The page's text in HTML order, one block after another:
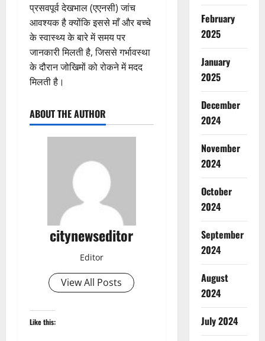
प्रसवपूर्व देखभाल (एएनसी) जांच
आवश्यक है क्योंकि इससे माँ और बच्चे
के स्वास्थ्य के बारे में समय पर
जानकारी मिलती है, जिससे गर्भावस्था
के दौरान जोखिमों को रोकने में मदद
मिलती है।
ABOUT THE AUTHOR
citynewseditor
Editor
View All Posts
Like this:
February
2025
January
2025
December
2024
November
2024
October
2024
September
2024
August
2024
July 2024